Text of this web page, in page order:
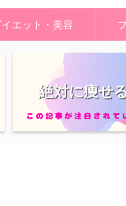
イエット・美容
絶対に痩せ